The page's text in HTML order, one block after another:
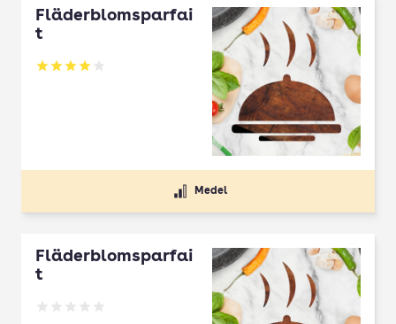
Fläderblomsparfai
t
Betyg: 4 av 5
Medel
Fläderblomsparfai
t
Betyg: 0 av 5